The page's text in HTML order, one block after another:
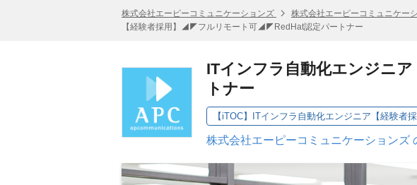
株式会社エーピーコミュニケーションズ 株式会社エーピーコミュニケー
【経験者採用】◢◤フルリモート可◢◤RedHat認定パートナー
ITインフラ自動化エンジニ
トナー
【iTOC】ITインフラ自動化エンジニア【経験者採
株式会社エーピーコミュニケーションズ